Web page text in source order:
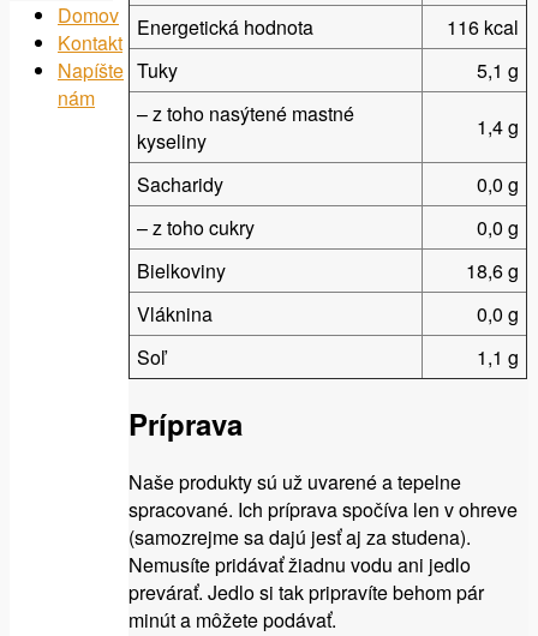
Energetická hodnota
116 kcal
Tuky
5,1 g
– z toho nasýtené mastné
kyseliny
1,4 g
Sacharidy
0,0 g
– z toho cukry
0,0 g
Bielkoviny
18,6 g
Vláknina
0,0 g
Soľ
1,1 g
Príprava
Naše produkty sú už uvarené a tepelne
spracované. Ich príprava spočíva len v ohreve
(samozrejme sa dajú jesť aj za studena).
Nemusíte pridávať žiadnu vodu ani jedlo
prevárať. Jedlo si tak pripravíte behom pár
minút a môžete podávať.
Domov
Kontakt
Napíšte
nám